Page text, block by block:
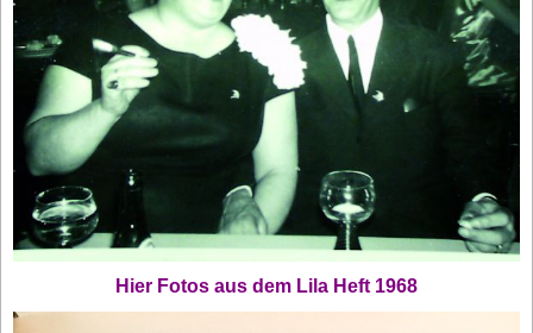
Hier Fotos aus dem Lila Heft 1968